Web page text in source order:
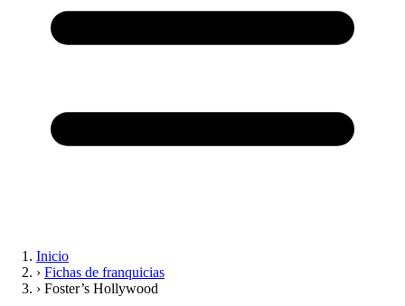
Inicio
› Fichas de franquicias
› Foster’s Hollywood